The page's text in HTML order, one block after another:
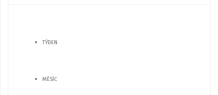
TÝDEN
MĚSÍC